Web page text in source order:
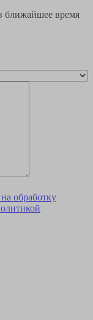
ближайшее время
обработку